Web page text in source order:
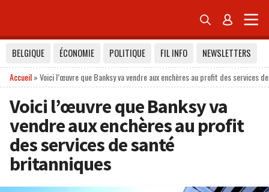
 
BELGIQUE ÉCONOMIE POLITIQUE FIL INFO
NEWSLETTERS
Accueil»Voici l’œuvre que Banksy va vendre aux enchères au profit des services
Voici l’œuvre que Banksy va
vendre aux enchères au profit
des services de santé
britanniques